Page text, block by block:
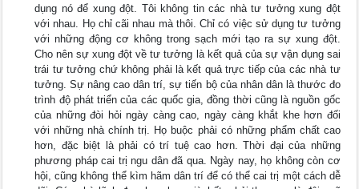
dụng nó để xung đột. Tôi không tin các nhà tư tưởng xung đột
với nhau. Họ chỉ cãi nhau mà thôi. Chỉ có việc sử dụng tư tưởng
với những động cơ không trong sạch mới tạo ra sự xung đột.
Cho nên sự xung đột về tư tưởng là kết quả của sự vận dụng sai
trái tư tưởng chứ không phải là kết quả trực tiếp của các nhà tư
tưởng. Sự nâng cao dân trí, sự tiến bộ của nhân dân là thước đo
trình độ phát triển của các quốc gia, đồng thời cũng là nguồn gốc
của những đòi hỏi ngày càng cao, ngày càng khắt khe hơn đối
với những nhà chính trị. Họ buộc phải có những phẩm chất cao
hơn, đặc biệt là phải có trí tuệ cao hơn. Thời đại của những
phương pháp cai trị ngu dân đã qua. Ngày nay, họ không còn cơ
hội, cũng không thể kìm hãm dân trí để có thể cai trị một cách dễ